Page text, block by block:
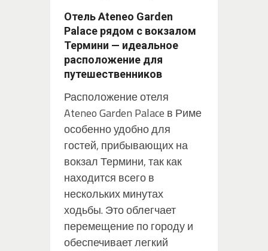
Отель Ateneo Garden
Palace рядом с вокзалом
Термини — идеальное
расположение для
путешественников
Расположение отеля
Ateneo Garden Palace в Риме
особенно удобно для
гостей, прибывающих на
вокзал Термини, так как
находится всего в
нескольких минутах
ходьбы. Это облегчает
перемещение по городу и
обеспечивает легкий